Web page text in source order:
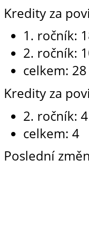
Kredity za
1. ročník:
2. ročník:
celkem: 28
Kredity za
2. ročník: 4
celkem: 4
Poslední